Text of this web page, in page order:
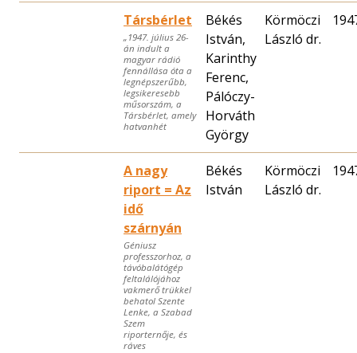
Társbérlet
„1947. július 26-
án indult a
magyar rádió
fennállása óta a
legnépszerűbb,
legsikeresebb
műsorszám, a
Társbérlet, amely
hatvanhét
Békés
István,
Karinthy
Ferenc,
Pálóczy-
Horváth
György
Körmöczi
László dr.
A nagy
riport = Az
idő
szárnyán
Géniusz
professzorhoz, a
távóbalátógép
feltalálójához
vakmerő trükkel
behatol Szente
Lenke, a Szabad
Szem
riporternője, és
ráves
Békés
István
Körmöczi
László dr.